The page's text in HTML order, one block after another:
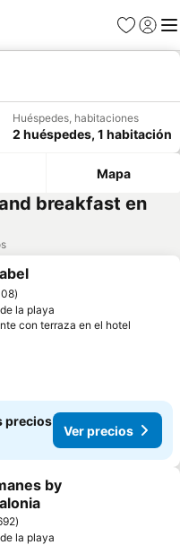
Favoritos
Iniciar
Huéspedes, habitaciones
2 huéspedes, 1 habitación
Mapa
breakfast en
a favoritos
la playa
con terraza en el hotel
precios
Ver precios
a favoritos
by
la playa